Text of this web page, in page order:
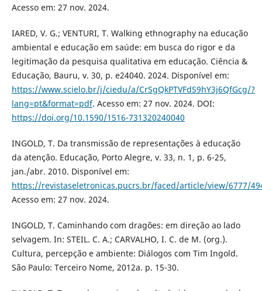
Acesso em: 27 nov. 2024.
IARED, V. G.; VENTURI, T. Walking ethnography na educação
ambiental e educação em saúde: em busca do rigor e da
legitimação da pesquisa qualitativa em educação. Ciência &
Educação, Bauru, v. 30, p. e24040. 2024. Disponível em:
https://www.scielo.br/j/ciedu/a/CrSgQkPTVFdS9hY3j6QfGcg/?
lang=pt&format=pdf. Acesso em: 27 nov. 2024. DOI:
https://doi.org/10.1590/1516-731320240040
INGOLD, T. Da transmissão de representações à educação
da atenção. Educação, Porto Alegre, v. 33, n. 1, p. 6-25,
jan./abr. 2010. Disponível em:
https://revistaseletronicas.pucrs.br/faced/article/view/6777/
Acesso em: 27 nov. 2024.
INGOLD, T. Caminhando com dragões: em direção ao lado
selvagem. In: STEIL. C. A.; CARVALHO, I. C. de M. (org.).
Cultura, percepção e ambiente: Diálogos com Tim Ingold.
São Paulo: Terceiro Nome, 2012a. p. 15-30.